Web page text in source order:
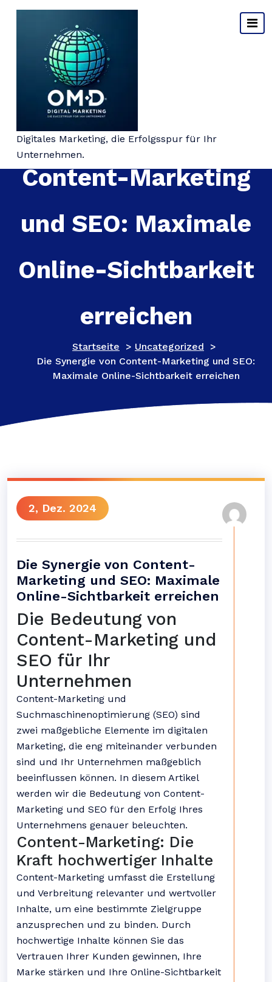
Digitales Marketing, die Erfolgsspur für Ihr
Unternehmen.
Die Synergie von
Content-Marketing
und SEO: Maximale
Online-Sichtbarkeit
erreichen
Startseite > Uncategorized >
Die Synergie von Content-Marketing und SEO:
Maximale Online-Sichtbarkeit erreichen
2, Dez. 2024
Die Synergie von Content-
Marketing und SEO: Maximale
Online-Sichtbarkeit erreichen
Die Bedeutung von
Content-Marketing und
SEO für Ihr
Unternehmen
Content-Marketing und
Suchmaschinenoptimierung (SEO) sind
zwei maßgebliche Elemente im digitalen
Marketing, die eng miteinander verbunden
sind und Ihr Unternehmen maßgeblich
beeinflussen können. In diesem Artikel
werden wir die Bedeutung von Content-
Marketing und SEO für den Erfolg Ihres
Unternehmens genauer beleuchten.
Content-Marketing: Die
Kraft hochwertiger Inhalte
Content-Marketing umfasst die Erstellung
und Verbreitung relevanter und wertvoller
Inhalte, um eine bestimmte Zielgruppe
anzusprechen und zu binden. Durch
hochwertige Inhalte können Sie das
Vertrauen Ihrer Kunden gewinnen, Ihre
Marke stärken und Ihre Online-Sichtbarkeit